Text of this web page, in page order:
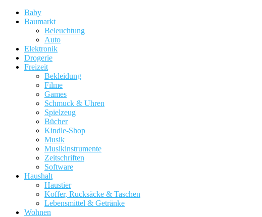
Baby
Baumarkt
Beleuchtung
Auto
Elektronik
Drogerie
Freizeit
Bekleidung
Filme
Games
Schmuck & Uhren
Spielzeug
Bücher
Kindle-Shop
Musik
Musikinstrumente
Zeitschriften
Software
Haushalt
Haustier
Koffer, Rucksäcke & Taschen
Lebensmittel & Getränke
Wohnen